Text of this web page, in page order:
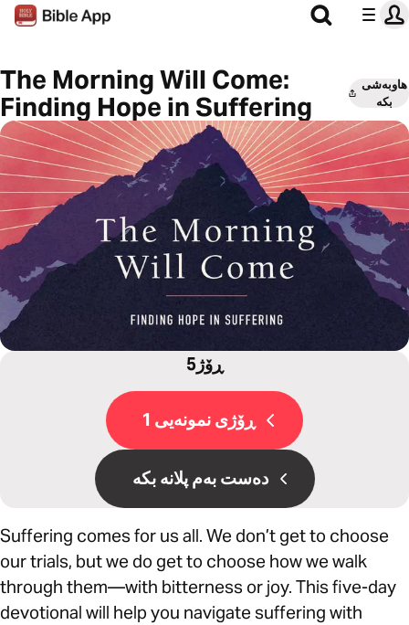
The Morning Will Come:
Finding Hope in Suffering
هاوبەشی
بکە
5ڕۆژ
ڕۆژی نمونەیی 1
دەست بەم پلانە بکە
Suffering comes for us all. We don’t get to choose
our trials, but we do get to choose how we walk
through them—with bitterness or joy. This five-day
devotional will help you navigate suffering with